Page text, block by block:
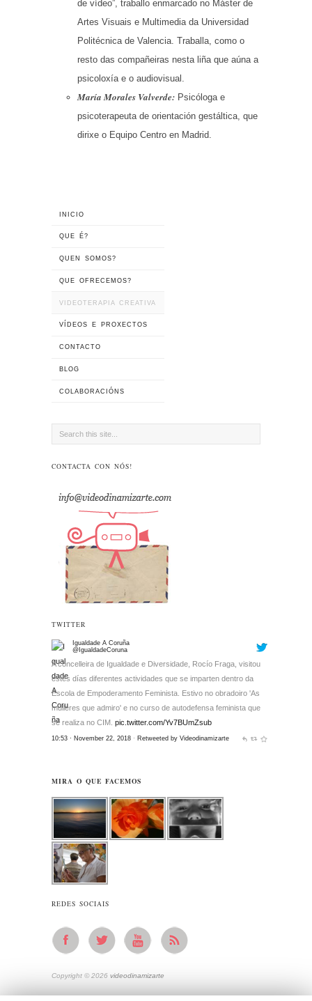
de vídeo”, traballo enmarcado no Máster de
Artes Visuais e Multimedia da Universidad
Politécnica de Valencia. Traballa, como o
resto das compañeiras nesta liña que aúna a
psicoloxía e o audiovisual.
María Morales Valverde: Psicóloga e
psicoterapeuta de orientación gestáltica, que
dirixe o Equipo Centro en Madrid.
INICIO
QUE É?
QUEN SOMOS?
QUE OFRECEMOS?
VIDEOTERAPIA CREATIVA
VÍDEOS E PROXECTOS
CONTACTO
BLOG
COLABORACIÓNS
CONTACTA CON NÓS!
TWITTER
Igualdade A Coruña
@IgualdadeCoruna
A concelleira de Igualdade e Diversidade, Rocío Fraga, visitou
estes días diferentes actividades que se imparten dentro da
Escola de Empoderamento Feminista. Estivo no obradoiro 'As
mulleres que admiro' e no curso de autodefensa feminista que
se realiza no CIM. pic.twitter.com/Yv7BUmZsub
10:53 · November 22, 2018 · Retweeted by Videodinamizarte
MIRA O QUE FACEMOS
REDES SOCIAIS
Copyright © 2026 videodinamizarte